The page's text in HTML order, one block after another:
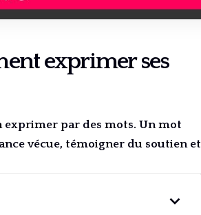
exprimer ses
exprimer par des mots. Un mot
vécue, témoigner du soutien et